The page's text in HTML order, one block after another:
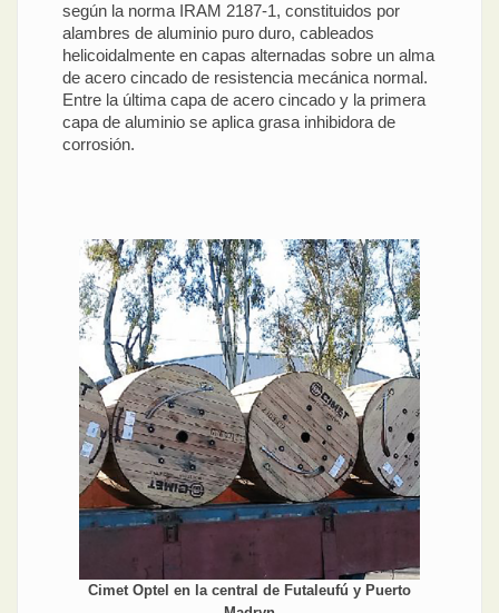
según la norma IRAM 2187-1, constituidos por
alambres de aluminio puro duro, cableados
helicoidalmente en capas alternadas sobre un alma
de acero cincado de resistencia mecánica normal.
Entre la última capa de acero cincado y la primera
capa de aluminio se aplica grasa inhibidora de
corrosión.
Cimet Optel en la central de Futaleufú y Puerto